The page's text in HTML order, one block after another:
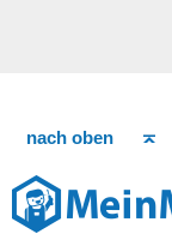
nach oben